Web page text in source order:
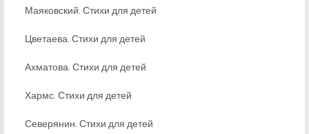
Маяковский. Стихи для детей
Цветаева. Стихи для детей
Ахматова. Стихи для детей
Хармс. Стихи для детей
Северянин. Стихи для детей